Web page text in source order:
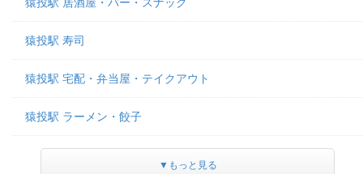
猿投駅 寿司
猿投駅 宅配・弁当屋・テイクアウト
猿投駅 ラーメン・餃子
▼もっと見る